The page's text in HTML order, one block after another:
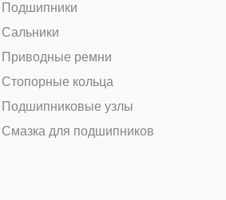
Подшипники
Сальники
Приводные ремни
Стопорные кольца
Подшипниковые узлы
Смазка для подшипников